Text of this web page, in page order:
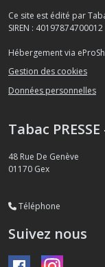
Ce site est édité par
SIREN : 40197874700012
Hébergement via
Gestion des cookies
Données personnelles
Tabac
48 Rue De Genève
01170 Gex
Téléphone
Suivez nous